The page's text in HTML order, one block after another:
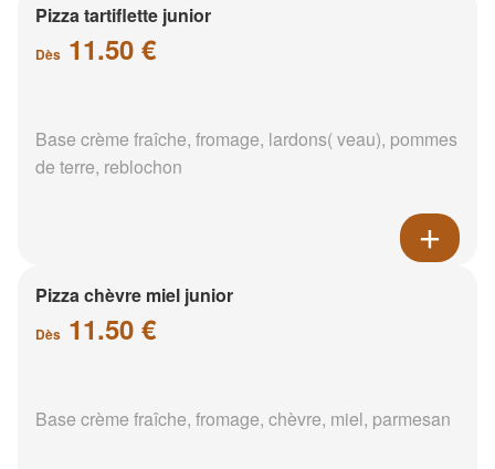
Pizza tartiflette junior
Dès 11.50 €
Base crème fraîche, fromage, lardons( veau), pommes
de terre, reblochon
Pizza chèvre miel junior
Dès 11.50 €
Base crème fraîche, fromage, chèvre, miel, parmesan